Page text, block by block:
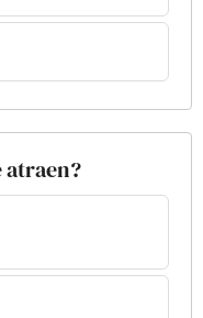
atraen?